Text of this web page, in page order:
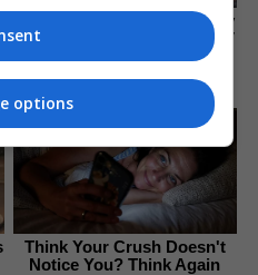
Mystery Solved: Here's Why
These 9 Actors Left Their TV
Think Your Crush Doesn't
Notice You? Think Again
options